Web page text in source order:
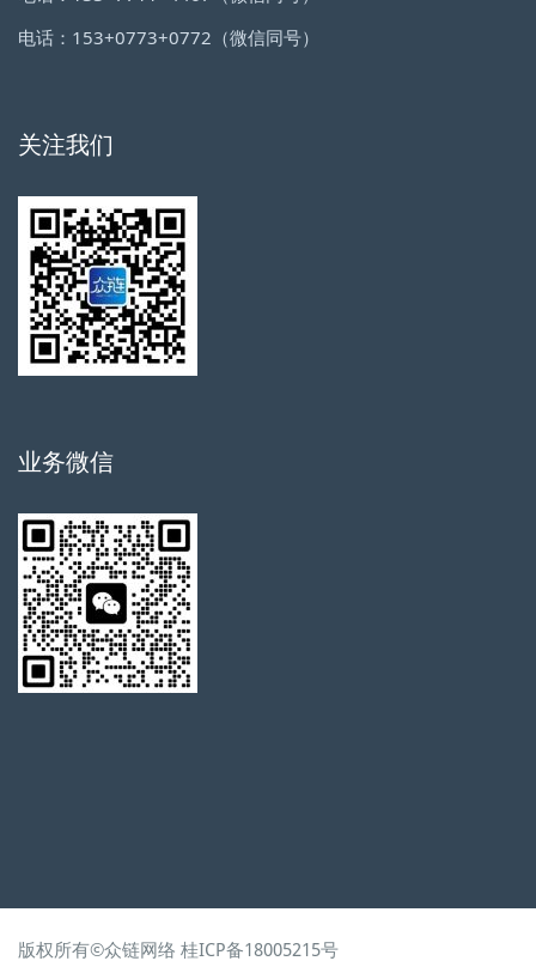
电话：153+0773+0772（微信同号）
关注我们
业务微信
版权所有©众链网络 桂ICP备18005215号